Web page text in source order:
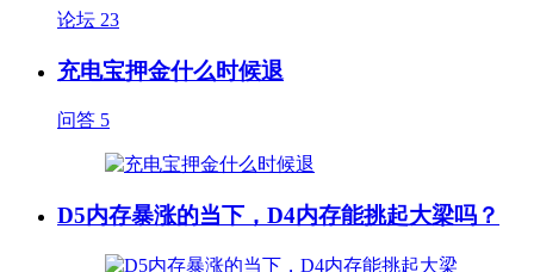
论坛 23
充电宝押金什么时候退
问答 5
D5内存暴涨的当下，D4内存能挑起大梁吗？